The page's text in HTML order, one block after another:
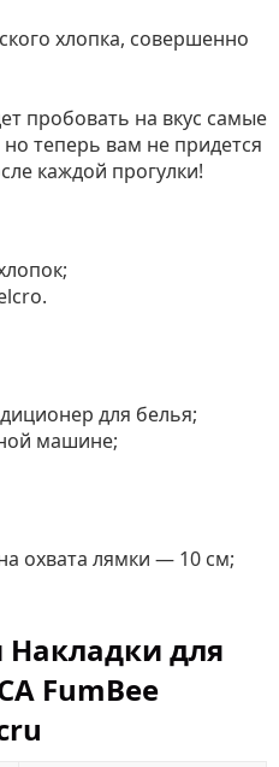
хлопка, совершенно
пробовать на вкус самые
теперь вам не придется
каждой прогулки!
для белья;
машине;
охвата лямки — 10 см;
Накладки для
FumBee